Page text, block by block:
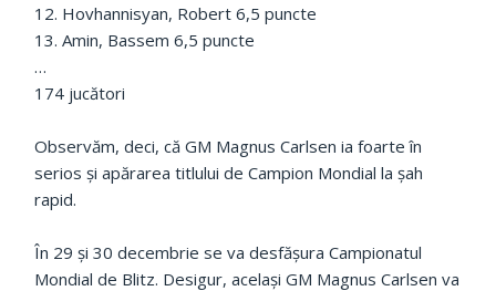
12. Hovhannisyan, Robert 6,5 puncte
13. Amin, Bassem 6,5 puncte
…
174 jucători
Observăm, deci, că GM Magnus Carlsen ia foarte în
serios și apărarea titlului de Campion Mondial la șah
rapid.
În 29 și 30 decembrie se va desfășura Campionatul
Mondial de Blitz. Desigur, același GM Magnus Carlsen va